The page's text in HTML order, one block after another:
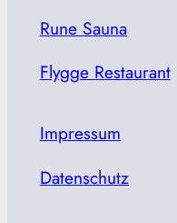
Rune Sauna
Flygge Restaurant
Impressum
Datenschutz